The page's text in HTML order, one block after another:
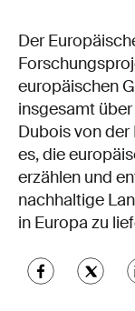
Der
europäischen
insgesamt
Dubois von der
es, die
erzählen und
nachhaltige
in Europa zu